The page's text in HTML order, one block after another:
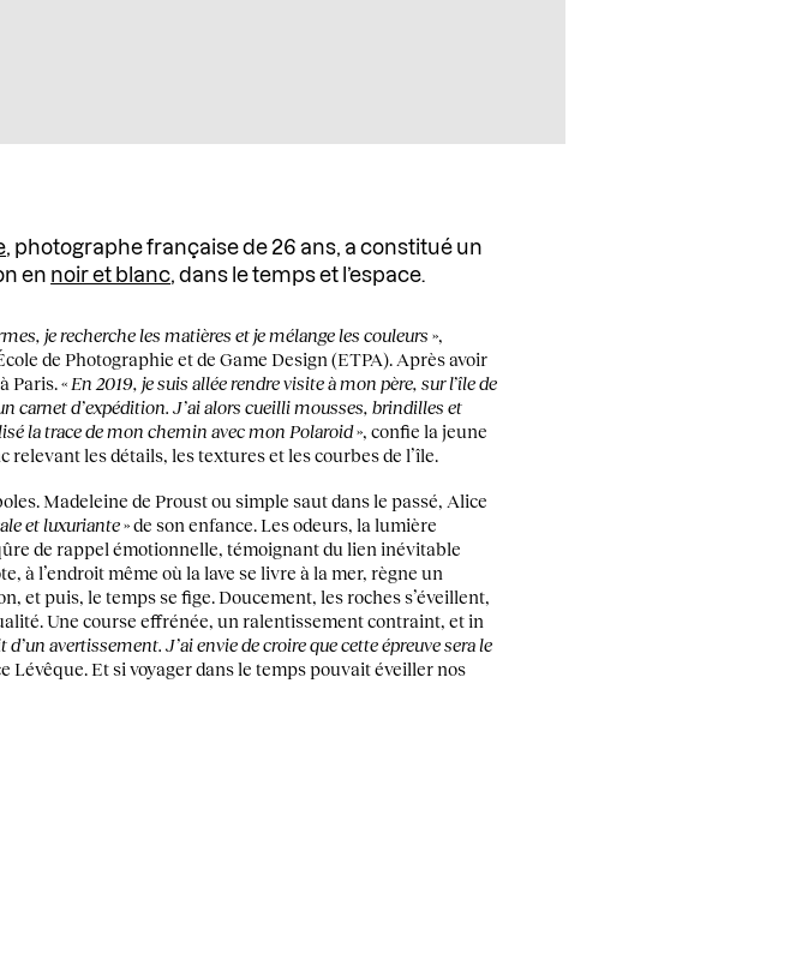
, photographe française de 26 ans, a constitué un
en noir et blanc, dans le temps et l’espace.
je recherche les matières et je mélange les couleurs »,
de Photographie et de Game Design (ETPA). Après avoir
Paris. « En 2019, je suis allée rendre visite à mon père, sur l’île de
carnet d’expédition. J’ai alors cueilli mousses, brindilles et
la trace de mon chemin avec mon Polaroid», confie la jeune
relevant les détails, les textures et les courbes de l’île.
Madeleine de Proust ou simple saut dans le passé, Alice
et luxuriante» de son enfance. Les odeurs, la lumière
de rappel émotionnelle, témoignant du lien inévitable
à l’endroit même où la lave se livre à la mer, règne un
et puis, le temps se fige. Doucement, les roches s’éveillent,
Une course effrénée, un ralentissement contraint, et in
d’un avertissement. J’ai envie de croire que cette épreuve sera le
Lévêque. Et si voyager dans le temps pouvait éveiller nos